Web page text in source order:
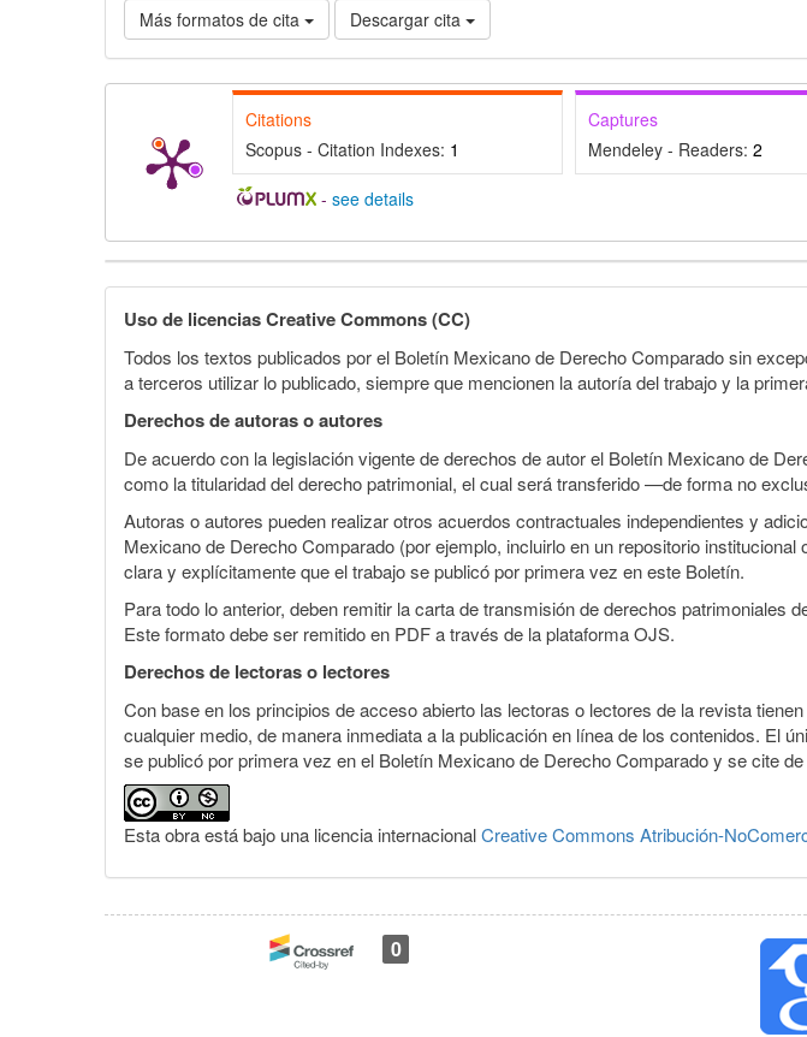
Más formatos de cita Descargar cita
Citations
Scopus - Citation Indexes: 1
Captures
Mendeley - Readers: 2
- see details
Detalles
del
artículo
Uso de licencias Creative Commons (CC)
Todos los textos publicados por el Boletín Mexicano de Derecho Comparado sin
a terceros utilizar lo publicado, siempre que mencionen la autoría del trabajo y la
Derechos de autoras o autores
De acuerdo con la legislación vigente de derechos de autor el Boletín Mexicano de
como la titularidad del derecho patrimonial, el cual será transferido —de forma no
Autoras o autores pueden realizar otros acuerdos contractuales independientes y
Mexicano de Derecho Comparado (por ejemplo, incluirlo en un repositorio
clara y explícitamente que el trabajo se publicó por primera vez en este Boletín.
Para todo lo anterior, deben remitir la carta de transmisión de derechos
Este formato debe ser remitido en PDF a través de la plataforma OJS.
Derechos de lectoras o lectores
Con base en los principios de acceso abierto las lectoras o lectores de la revista
cualquier medio, de manera inmediata a la publicación en línea de los contenidos. El
se publicó por primera vez en el Boletín Mexicano de Derecho Comparado y se cite
Esta obra está bajo una licencia internacionalCreative Commons Atribución-
0